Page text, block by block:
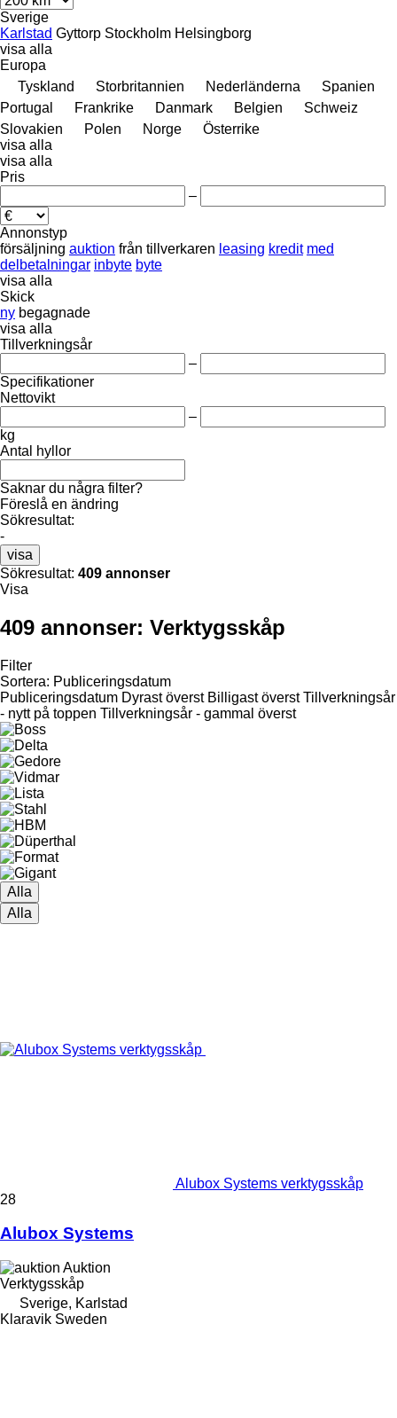
Sverige
Karlstad Gyttorp Stockholm Helsingborg
visa alla
Europa
Tyskland
Storbritannien Nederländerna
Spanien
Portugal
Frankrike Danmark Belgien
Schweiz
Slovakien
Polen Norge
Österrike
visa alla
visa alla
Pris
–
Annonstyp
försäljning auktion från tillverkaren leasing kredit med
delbetalningar inbyte byte
visa alla
Skick
ny begagnade
visa alla
Tillverkningsår
–
Specifikationer
Nettovikt
–
kg
Antal hyllor
Saknar du några filter?
Föreslå en ändring
Sökresultat:
-
visa
Sökresultat: 409 annonser
Visa
409 annonser: Verktygsskåp
Filter
Sortera: Publiceringsdatum
Publiceringsdatum Dyrast överst Billigast överst Tillverkningsår
- nytt på toppen Tillverkningsår - gammal överst
Alla
Alla
Alubox Systems verktygsskåp
28
Alubox Systems
Auktion
Verktygsskåp
Sverige, Karlstad
Klaravik Sweden